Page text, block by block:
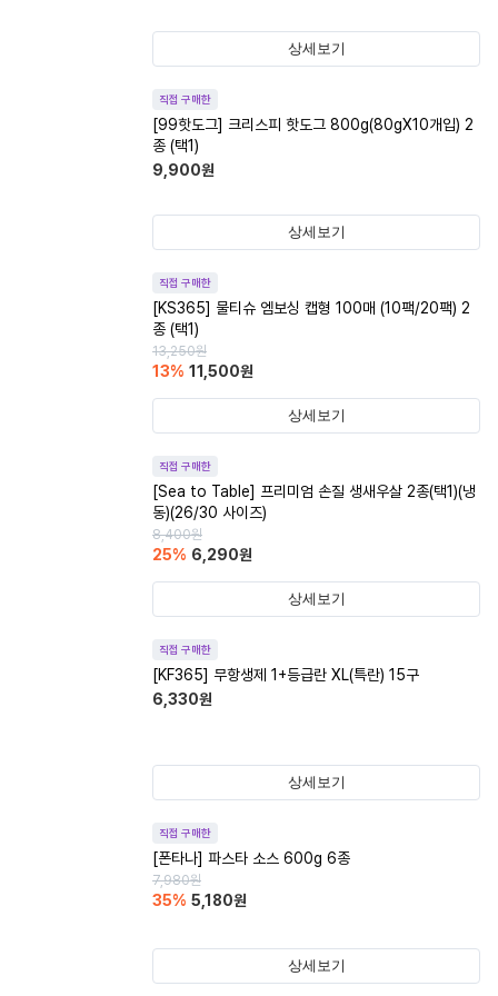
상세보기
직접 구매한
[99핫도그] 크리스피 핫도그 800g(80gX10개입) 2
종 (택1)
9,900원
상세보기
직접 구매한
[KS365] 물티슈 엠보싱 캡형 100매 (10팩/20팩) 2
종 (택1)
13,250원
13% 11,500원
상세보기
직접 구매한
[Sea to Table] 프리미엄 손질 생새우살 2종(택1)(냉
동)(26/30 사이즈)
8,400원
25% 6,290원
상세보기
직접 구매한
[KF365] 무항생제 1+등급란 XL(특란) 15구
6,330원
상세보기
직접 구매한
[폰타나] 파스타 소스 600g 6종
7,980원
35% 5,180원
상세보기